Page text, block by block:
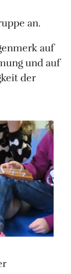
an.
auf
und auf
der